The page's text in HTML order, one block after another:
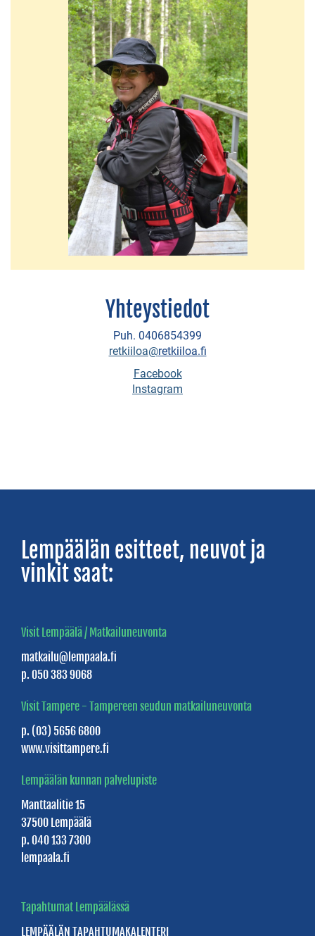
Kuokkalankosken
kalastualue
Lempäälän
Melontareitti
Lempäälän
keskussaaren
Uimarannat
Vierasvenelaiturit
Studios
Lempäälä
Sports
elämyspalvelut
elämyksiä
vesillä
KOTO
Spirits
tislaamo
Kulttuurikeskus
Kuusiretki
Joululaan
Yhteystiedot
Puh. 0406854399
retkiiloa@retkiiloa.fi
Facebook
Instagram
Lempäälän esitteet, neuvot ja
vinkit saat:
Visit Lempäälä / Matkailuneuvonta
matkailu@lempaala.fi
p. 050 383 9068
Visit Tampere - Tampereen seudun matkailuneuvonta
p. (03) 5656 6800
www.visittampere.fi
Lempäälän kunnan palvelupiste
Manttaalitie 15
37500 Lempäälä
p. 040 133 7300
lempaala.fi
Tapahtumat Lempäälässä
LEMPÄÄLÄN TAPAHTUMAKALENTERI